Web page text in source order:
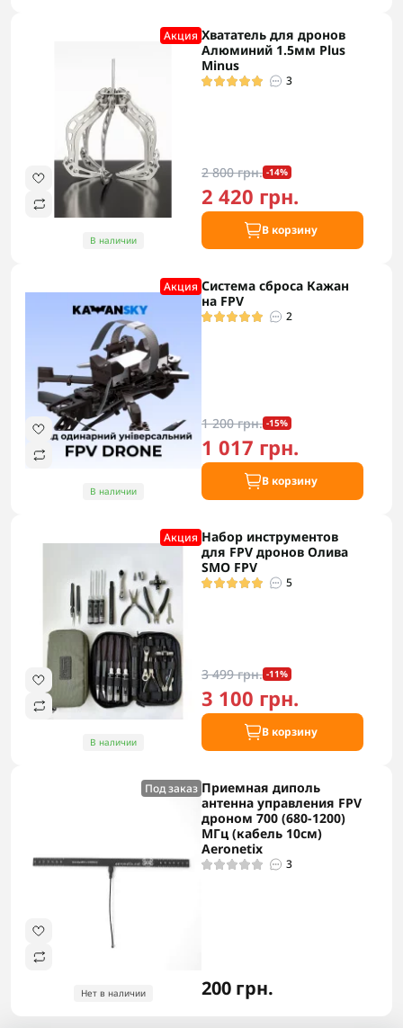
Акция
В наличии
Хвататель для дронов
Алюминий 1.5мм Plus
Minus
3
2 800 грн. -14%
2 420 грн.
В корзину
Акция
В наличии
Система сброса Кажан
на FPV
2
1 200 грн. -15%
1 017 грн.
В корзину
Акция
В наличии
Набор инструментов
для FPV дронов Олива
SMO FPV
5
3 499 грн. -11%
3 100 грн.
В корзину
Под заказ
Нет в наличии
Приемная диполь
антенна управления FPV
дроном 700 (680-1200)
МГц (кабель 10см)
Aeronetix
3
200 грн.